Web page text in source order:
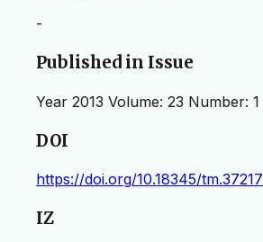
-
Published in Issue
Year 2013 Volume: 23 Number: 1
DOI
https://doi.org/10.18345/tm.37217
IZ